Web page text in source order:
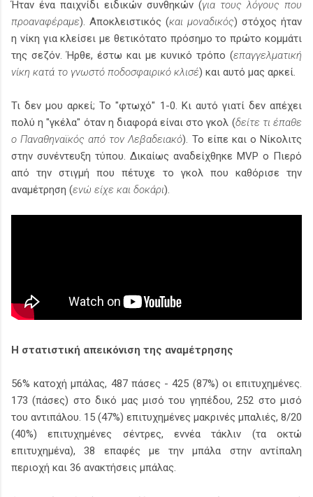
Ήταν ένα παιχνίδι ειδικών συνθηκών (για τους λόγους που
προαναφέραμε). Αποκλειστικός (και μοναδικός) στόχος ήταν
η νίκη για κλείσει με θετικότατο πρόσημο το πρώτο κομμάτι
της σεζόν. Ήρθε, έστω και με κυνικό τρόπο (επαγγελματική
νίκη κατά το γνωστό ποδοσφαιρικό κλισέ) και αυτό μας αρκεί.
Τι δεν μου αρκεί; Το "φτωχό" 1-0. Κι αυτό γιατί δεν απέχει
πολύ η "γκέλα" όταν η διαφορά είναι στο γκολ (δείτε τι έπαθε
ο Παναθηναϊκός από τον Λεβαδειακό). Το είπε και ο Νίκολιτς
στην συνέντευξη τύπου. Δικαίως αναδείχθηκε MVP ο Πιερό
από την στιγμή που πέτυχε το γκολ που καθόρισε την
αναμέτρηση (ενώ είχε και δοκάρι).
Η στατιστική απεικόνιση της αναμέτρησης
56% κατοχή μπάλας, 487 πάσες - 425 (87%) οι επιτυχημένες.
173 (πάσες) στο δικό μας μισό του γηπέδου, 252 στο μισό
του αντιπάλου. 15 (47%) επιτυχημένες μακρινές μπαλιές, 8/20
(40%) επιτυχημένες σέντρες, εννέα τάκλιν (τα οκτώ
επιτυχημένα), 38 επαφές με την μπάλα στην αντίπαλη
περιοχή και 36 ανακτήσεις μπάλας.